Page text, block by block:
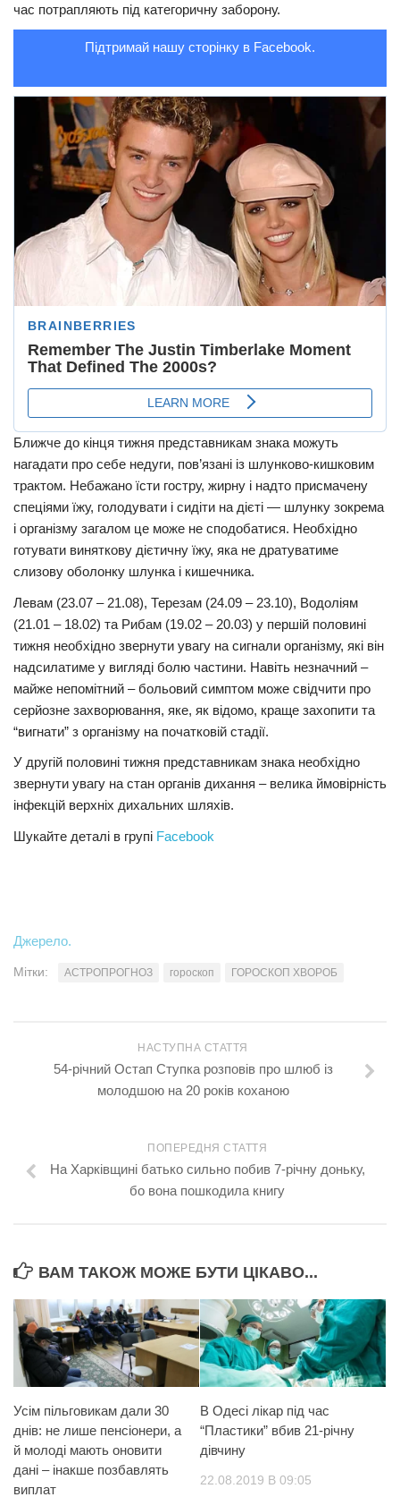
час потрапляють під категоричну заборону.
Підтримай нашу сторінку в Facebook.
Ближче до кінця тижня представникам знака можуть
нагадати про себе недуги, пов’язані із шлунково-кишковим
трактом. Небажано їсти гостру, жирну і надто присмачену
спеціями їжу, голодувати і сидіти на дієті — шлунку зокрема
і організму загалом це може не сподобатися. Необхідно
готувати виняткову дієтичну їжу, яка не дратуватиме
слизову оболонку шлунка і кишечника.
Левам (23.07 – 21.08), Терезам (24.09 – 23.10), Водоліям
(21.01 – 18.02) та Рибам (19.02 – 20.03) у першій половині
тижня необхідно звернути увагу на сигнали організму, які він
надсилатиме у вигляді болю частини. Навіть незначний –
майже непомітний – больовий симптом може свідчити про
серйозне захворювання, яке, як відомо, краще захопити та
“вигнати” з організму на початковій стадії.
У другій половині тижня представникам знака необхідно
звернути увагу на стан органів дихання – велика ймовірність
інфекцій верхніх дихальних шляхів.
Шукайте деталі в групі Facebook
Джерело.
Мітки: АСТРОПРОГНОЗ гороскоп ГОРОСКОП ХВОРОБ
НАСТУПНА СТАТТЯ
54-річний Остап Ступка розповів про шлюб із
молодшою на 20 років коханою
ПОПЕРЕДНЯ СТАТТЯ
На Харківщині батько сильно побив 7-річну доньку,
бо вона пошкодила книгу
ВАМ ТАКОЖ МОЖЕ БУТИ ЦІКАВО...
Усім пільговикам дали 30
днів: не лише пенсіонери, а
й молоді мають оновити
дані – інакше позбавлять
виплат
В Одесі лікар під час
“Пластики” вбив 21-річну
дівчину
22.08.2019 В 09:05